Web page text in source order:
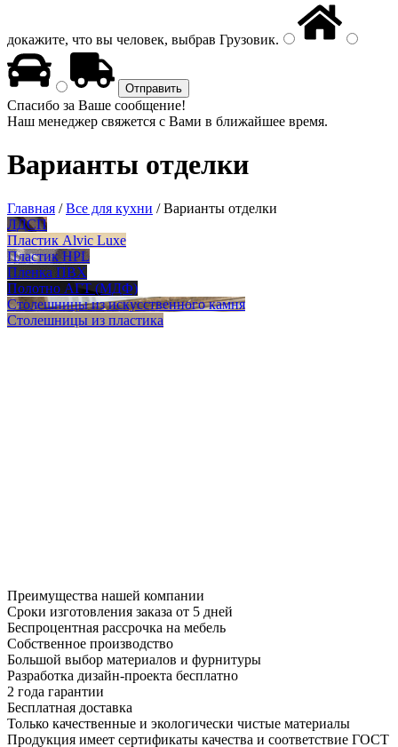
докажите, что вы человек, выбрав Грузовик.
Спасибо за Ваше сообщение!
Наш менеджер свяжется с Вами в ближайшее время.
Варианты отделки
Главная /Все для кухни /Варианты отделки
ЛДСП
Пластик Alvic Luxe
Пластик HPL
Пленка ПВХ
Полотно АГТ (МДФ)
Столешницы из искусственного камня
Столешницы из пластика
Преимущества нашей компании
Сроки изготовления заказа от 5 дней
Беспроцентная рассрочка на мебель
Собственное производство
Большой выбор материалов и фурнитуры
Разработка дизайн-проекта бесплатно
2 года гарантии
Бесплатная доставка
Только качественные и экологически чистые материалы
Продукция имеет сертификаты качества и соответствие ГОСТ